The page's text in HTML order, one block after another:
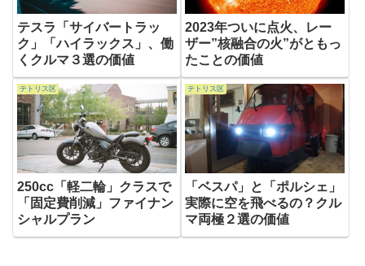
テスラ「サイバートラッ
ク」「ハイラックス」、働
くクルマ３選の価値
2023年ついに点火、レー
ザー”核融合の火”がともっ
たことの価値
テトリス区
250cc「軽二輪」クラスで
「固定費削減」ファイナン
シャルプラン
テトリス区
「ベスパ」と「ポルシェ」
実際に空を飛べるの？クル
マ両極２選の価値